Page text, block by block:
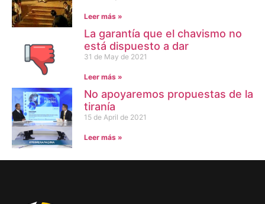
Leer más »
La garantía que el chavismo no
está dispuesto a dar
31 de May de 2021
Leer más »
No apoyaremos propuestas de la
tiranía
15 de April de 2021
Leer más »